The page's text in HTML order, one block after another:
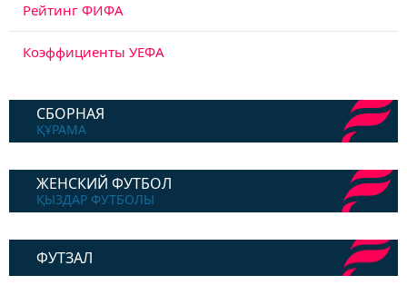
Рейтинг ФИФА
Коэффициенты УЕФА
СБОРНАЯ
ҚҰРАМА
ЖЕНСКИЙ ФУТБОЛ
ҚЫЗДАР ФУТБОЛЫ
ФУТЗАЛ